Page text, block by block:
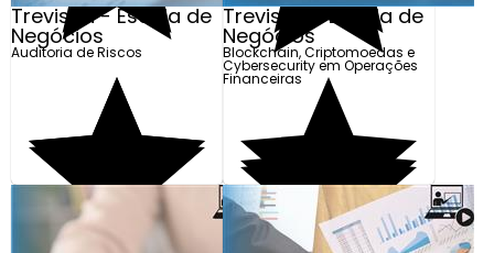
Trevisan - Escola de
Negócios
Auditoria de Riscos
Trevisan - Escola de
Negócios
Blockchain, Criptomoedas e
Cybersecurity em Operações
Financeiras